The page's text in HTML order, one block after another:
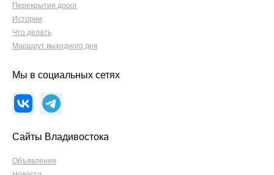
Перекрытия дорог
Истории
Что делать
Маршрут выходного дня
Мы в социальных сетях
Сайты Владивостока
Объявления